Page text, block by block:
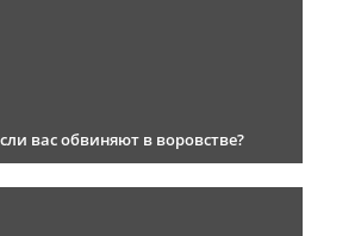
вас обвиняют в воровстве?